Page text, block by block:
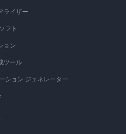
ライザー
フト
ョン
ツール
ション ジェネレーター